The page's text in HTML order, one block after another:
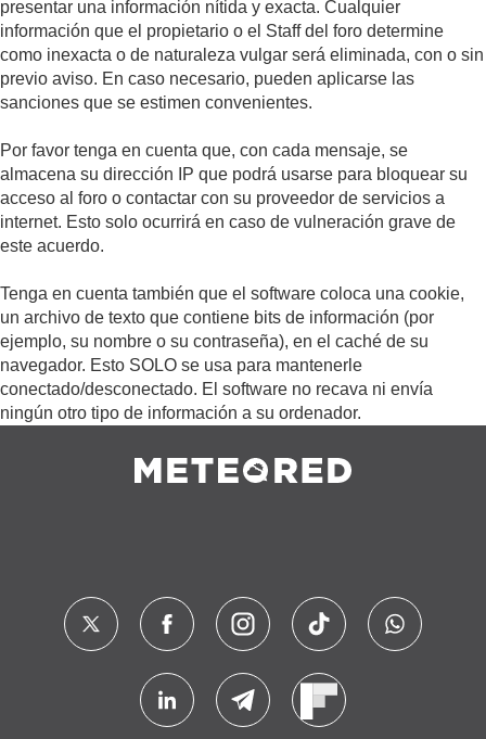
presentar una información nítida y exacta. Cualquier
información que el propietario o el Staff del foro determine
como inexacta o de naturaleza vulgar será eliminada, con o sin
previo aviso. En caso necesario, pueden aplicarse las
sanciones que se estimen convenientes.
Por favor tenga en cuenta que, con cada mensaje, se
almacena su dirección IP que podrá usarse para bloquear su
acceso al foro o contactar con su proveedor de servicios a
internet. Esto solo ocurrirá en caso de vulneración grave de
este acuerdo.
Tenga en cuenta también que el software coloca una cookie,
un archivo de texto que contiene bits de información (por
ejemplo, su nombre o su contraseña), en el caché de su
navegador. Esto SOLO se usa para mantenerle
conectado/desconectado. El software no recava ni envía
ningún otro tipo de información a su ordenador.